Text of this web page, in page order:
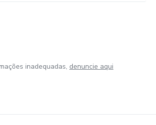
inadequadas, denuncie aqui